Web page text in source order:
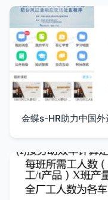
金蝶s-HR助力中国